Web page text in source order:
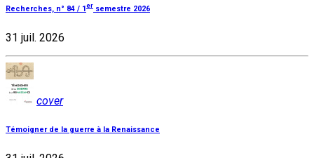
Recherches, n° 84 / 1 er semestre 2026
31 juil. 2026
cover
Témoigner de la guerre à la Renaissance